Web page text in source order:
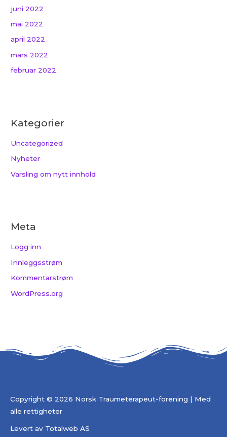
juni 2022
mai 2022
april 2022
mars 2022
februar 2022
Kategorier
Uncategorized
Nyheter
Varsling om nytt innhold
Meta
Logg inn
Innleggsstrøm
Kommentarstrøm
WordPress.org
Copyright © 2026 Norsk Traumeterapeut-forening | Med
alle rettigheter
Levert av Totalweb AS